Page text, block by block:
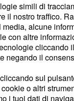
Carlo
della storia con
L'ex
simili di
il nostro traffico.
alcune
con altre
cliccando
negando il
sul
o altri
i tuoi dati di